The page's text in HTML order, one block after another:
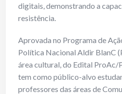
digitais, demonstrando a
resistência.
Aprovada no Programa de
Política Nacional Aldir BlanC
área cultural, do Edital
tem como público-alvo
professores das áreas de